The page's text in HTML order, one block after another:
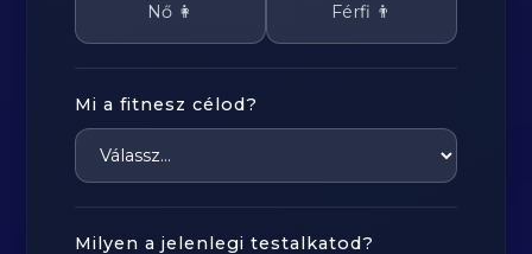
Nő 👩 Férfi 👨
Mi a fitnesz célod?
Milyen a jelenlegi testalkatod?